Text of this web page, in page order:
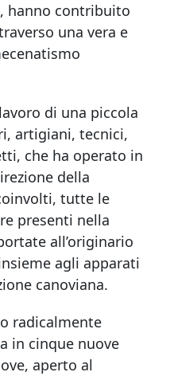
hanno contribuito
una vera e
di una piccola
artigiani, tecnici,
che ha operato in
della
tutte le
presenti nella
all’originario
agli apparati
canoviana.
radicalmente
in cinque nuove
aperto al